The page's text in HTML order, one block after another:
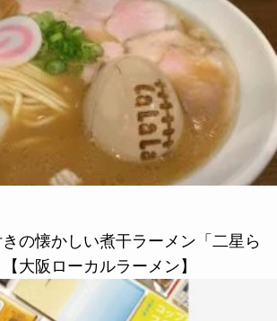
の懐かしい煮干ラーメン「二星ら
大阪ローカルラーメン】